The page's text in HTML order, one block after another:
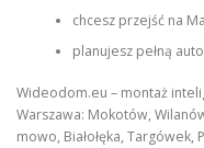
chcesz przejść na
planujesz pełną
Wideodom.eu – montaż
Warszawa: Mokotów,
mowo, Białołęka, Targówek,